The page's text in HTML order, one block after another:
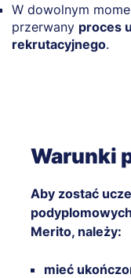
W dowolnym
przerwany proces
rekrutacyjnego.
Warunki
Aby zostać
Merito, należy:
mieć